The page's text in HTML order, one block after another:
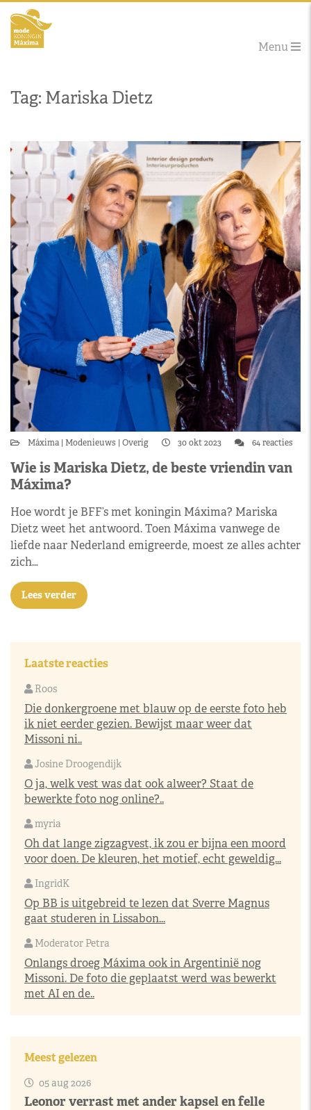
Menu
Tag: Mariska Dietz
Máxima Modenieuws Overig 30 okt 2023 64 reacties
Wie is Mariska Dietz, de beste vriendin van
Máxima?
Hoe wordt je BFF’s met koningin Máxima? Mariska
Dietz weet het antwoord. Toen Máxima vanwege de
liefde naar Nederland emigreerde, moest ze alles achter
zich…
Lees verder
Laatste reacties
Roos
Die donkergroene met blauw op de eerste foto heb
ik niet eerder gezien. Bewijst maar weer dat
Missoni ni..
Josine Droogendijk
O ja, welk vest was dat ook alweer? Staat de
bewerkte foto nog online?..
myria
Oh dat lange zigzagvest, ik zou er bijna een moord
voor doen. De kleuren, het motief, echt geweldig...
IngridK
Op BB is uitgebreid te lezen dat Sverre Magnus
gaat studeren in Lissabon...
Moderator Petra
Onlangs droeg Máxima ook in Argentinië nog
Missoni. De foto die geplaatst werd was bewerkt
met AI en de..
Meest gelezen
05 aug 2026
Leonor verrast met ander kapsel en felle